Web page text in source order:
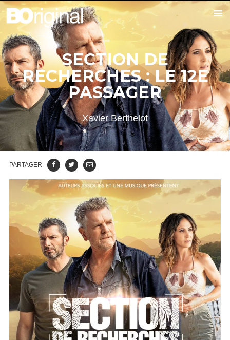
SECTION DE
RECHERCHES : LE 12E
PASSAGER
Xavier Berthelot
PARTAGER